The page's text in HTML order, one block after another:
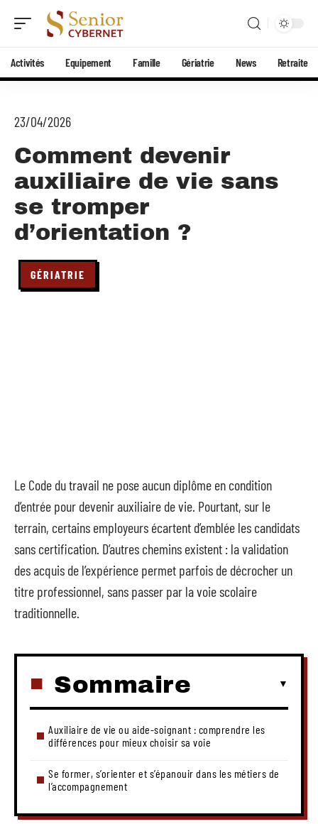
Activités Equipement Famille Gériatrie News Retraite
23/04/2026
Comment devenir
auxiliaire de vie sans
se tromper
d’orientation ?
GÉRIATRIE
Le Code du travail ne pose aucun diplôme en condition
d’entrée pour devenir auxiliaire de vie. Pourtant, sur le
terrain, certains employeurs écartent d’emblée les candidats
sans certification. D’autres chemins existent : la validation
des acquis de l’expérience permet parfois de décrocher un
titre professionnel, sans passer par la voie scolaire
traditionnelle.
Sommaire
Auxiliaire de vie ou aide-soignant : comprendre les
différences pour mieux choisir sa voie
Se former, s’orienter et s’épanouir dans les métiers de
l’accompagnement